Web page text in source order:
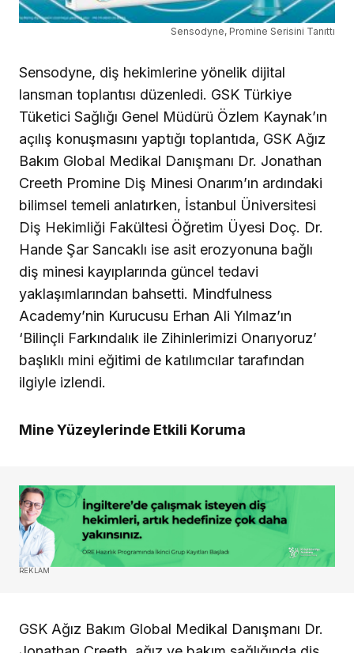
Sensodyne, Promine Serisini Tanıttı
Sensodyne, diş hekimlerine yönelik dijital
lansman toplantısı düzenledi. GSK Türkiye
Tüketici Sağlığı Genel Müdürü Özlem Kaynak’ın
açılış konuşmasını yaptığı toplantıda, GSK Ağız
Bakım Global Medikal Danışmanı Dr. Jonathan
Creeth Promine Diş Minesi Onarım’ın ardındaki
bilimsel temeli anlatırken, İstanbul Üniversitesi
Diş Hekimliği Fakültesi Öğretim Üyesi Doç. Dr.
Hande Şar Sancaklı ise asit erozyonuna bağlı
diş minesi kayıplarında güncel tedavi
yaklaşımlarından bahsetti. Mindfulness
Academy’nin Kurucusu Erhan Ali Yılmaz’ın
‘Bilinçli Farkındalık ile Zihinlerimizi Onarıyoruz’
başlıklı mini eğitimi de katılımcılar tarafından
ilgiyle izlendi.
Mine Yüzeylerinde Etkili Koruma
REKLAM
GSK Ağız Bakım Global Medikal Danışmanı Dr.